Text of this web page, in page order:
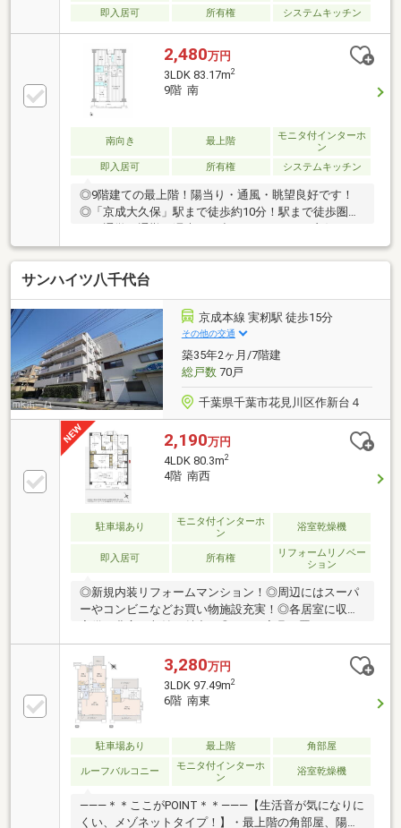
即入居可
所有権 システムキッチン
2,480万円
3LDK 83.17m2
9階 南
南向き 最上階
モニタ付インターホ
ン
即入居可
所有権 システムキッチン
◎9階建ての最上階！陽当り・通風・眺望良好です！
◎「京成大久保」駅まで徒歩約10分！駅まで徒歩圏内
す！◎生活利便施設が近隣に整う、子育て世帯にも便
利で暮らしやすい魅力的な住環境！◎安心のオートロ
ックエントランス！◎エントランスには便利な宅配ボ
ックス完備！◎ご家族みんながゆったりくつろげる
広々リビング！◎LDと和室を開放して大空間リビン
グ！◎個室としての魅力があり、お料理に集中できる
独立キッチン！◎一日の疲れを癒す浴室は1坪以上！
◎収納力のある大型WIC付きで、本来の居住空間を最
大限利用！◎南面バルコニーで陽当り良好！
サンハイツ八千代台
京成本線 実籾駅 徒歩15分
その他の交通
築35年2ヶ月/7階建
総戸数70戸
千葉県千葉市花見川区作新台４
2,190万円
4LDK 80.3m2
4階 南西
駐車場あり
モニタ付インターホ
ン
浴室乾燥機
即入居可 所有権
リフォームリノベー
ション
◎新規内装リフォームマンション！◎周辺にはスーパ
ーやコンビニなどお買い物施設充実！◎各居室に収納
とりある広さ！家族団らんの時間をゆったり過ごすこ
とができますね！◎子育てしやすい住環境！◎家事動
線に配慮した間取りです！◎アフターサービス保証付
き！ 【リフォーム内容】・システムキッチン交換・ユ
ニットバス交換・洗面化粧台交換・トイレ交換・専有
部給排水管交換・床材、クロス、建具交換・ハウスク
リーニングなど
3,280万円
3LDK 97.49m2
6階 南東
駐車場あり 最上階 角部屋
ルーフバルコニー
モニタ付インターホ
ン
浴室乾燥機
―――＊＊ここがPOINT＊＊―――【生活音が気になりに
くい、メゾネットタイプ！】・最上階の角部屋、陽当